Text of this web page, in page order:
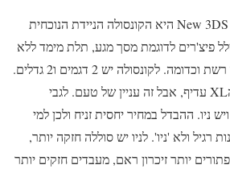
הסבר קצר על הדגמים – New 3DS היא הקונסולה הניידת הנוכחית
פיצ'רים לדוגמת מסך מגע, תלת מימד ללא
משקפים, אופציה לחיבור רשת וכדומה. לקונסולה יש 2 דגמים ו2 גדלים.
לגבי גדלים: אני חושב שהXL עדיף, אבל זה עניין של טעם. לגבי
ניו. ההבדל במחיר יחסית זניח ולכן למי
רגיל ולא 'ניו'. לניו יש סוללה חזקה יותר,
יותר זיכרון ראם, מעבדים חזקים יותר